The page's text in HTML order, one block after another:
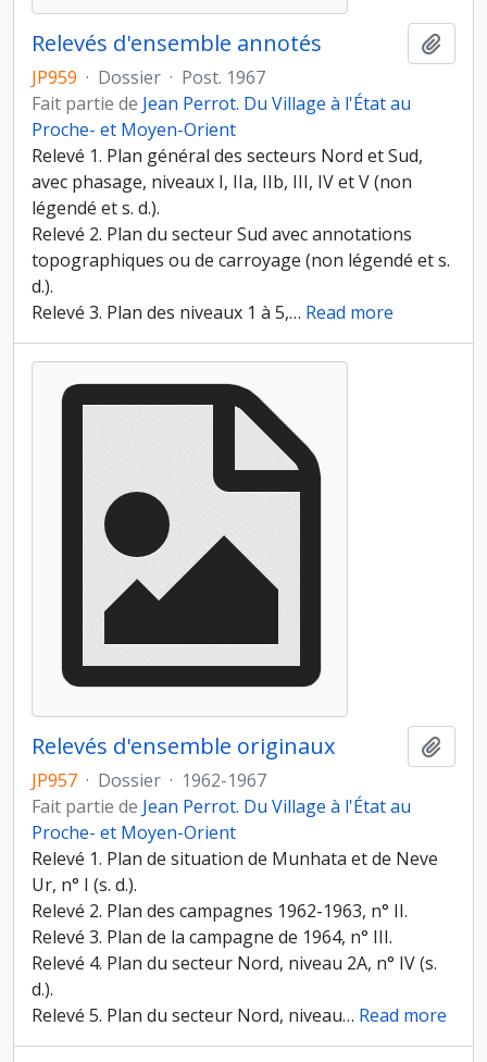
Relevés d'ensemble annotés
JP959 · Dossier · Post. 1967
Fait partie de Jean Perrot. Du Village à l'État au
Proche- et Moyen-Orient
Relevé 1. Plan général des secteurs Nord et Sud,
avec phasage, niveaux I, IIa, IIb, III, IV et V (non
légendé et s. d.).
Relevé 2. Plan du secteur Sud avec annotations
topographiques ou de carroyage (non légendé et s.
d.).
Relevé 3. Plan des niveaux 1 à 5,… Read more
Relevés d'ensemble originaux
JP957 · Dossier · 1962-1967
Fait partie de Jean Perrot. Du Village à l'État au
Proche- et Moyen-Orient
Relevé 1. Plan de situation de Munhata et de Neve
Ur, n° I (s. d.).
Relevé 2. Plan des campagnes 1962-1963, n° II.
Relevé 3. Plan de la campagne de 1964, n° III.
Relevé 4. Plan du secteur Nord, niveau 2A, n° IV (s.
d.).
Relevé 5. Plan du secteur Nord, niveau… Read more